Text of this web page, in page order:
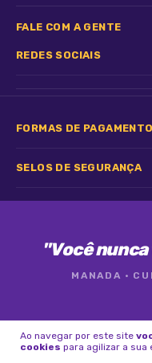
Ao navegar por este site
cookies para agilizar a sua
FALE COM A GENTE
REDES SOCIAIS
FORMAS DE PAGAMENTO
SELOS DE SEGURANÇA
"Você
MANADA ·
© 2026 Manada ·